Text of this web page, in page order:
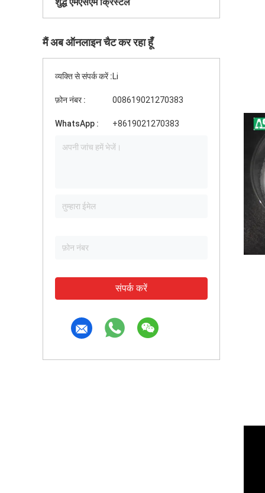
मैं अब ऑनलाइन चैट कर रहा हूँ
व्यक्ति से संपर्क करें :Li
फ़ोन नंबर : 008619021270383
WhatsApp : +8619021270383
संपर्क करें